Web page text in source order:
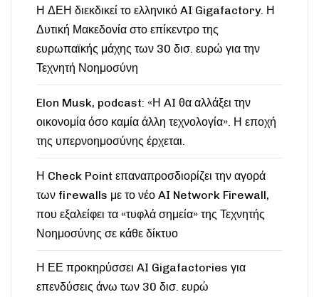
Η ΔΕΗ διεκδικεί το ελληνικό AI Gigafactory. Η
Δυτική Μακεδονία στο επίκεντρο της
ευρωπαϊκής μάχης των 30 δισ. ευρώ για την
Τεχνητή Νοημοσύνη
Elon Musk, podcast: «Η AI θα αλλάξει την
οικονομία όσο καμία άλλη τεχνολογία». Η εποχή
της υπερνοημοσύνης έρχεται.
Η Check Point επαναπροσδιορίζει την αγορά
των firewalls με το νέο AI Network Firewall,
που εξαλείφει τα «τυφλά σημεία» της Τεχνητής
Νοημοσύνης σε κάθε δίκτυο
Η ΕΕ προκηρύσσει AI Gigafactories για
επενδύσεις άνω των 30 δισ. ευρώ